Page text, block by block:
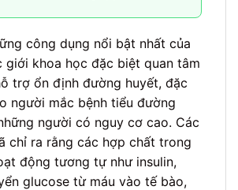
công dụng nổi bật nhất của
giới khoa học đặc biệt quan tâm
trợ ổn định đường huyết, đặc
người mắc bệnh tiểu đường
người có nguy cơ cao. Các
chỉ ra rằng các hợp chất trong
động tương tự như insulin,
glucose từ máu vào tế bào,